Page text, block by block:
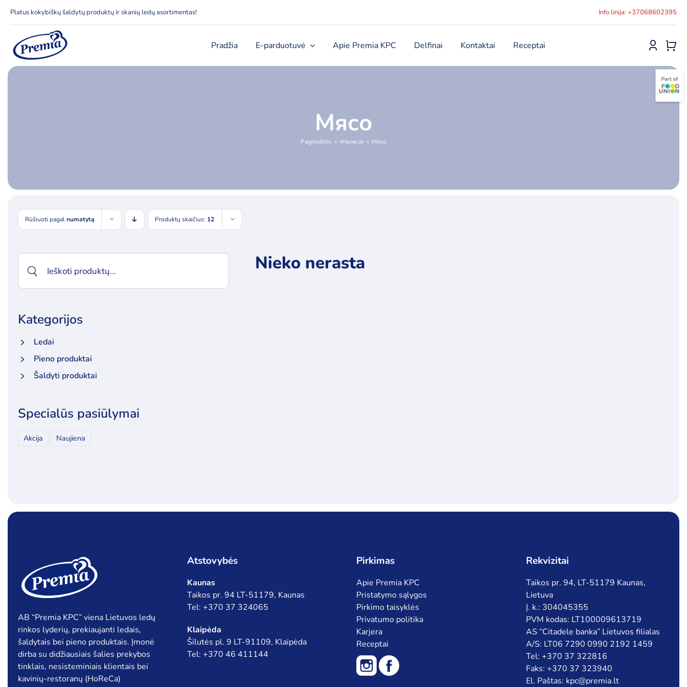
Platus kokybiškų šaldytų produktų ir skanių ledų asortimentas! Info linija: +37068602395
Pradžia E-parduotuvė Apie Premia KPC Delfinai Kontaktai Receptai
Mясо
Pagrindinis «Horeca» Mясо
Rūšiuoti pagalnumatytą Produktų skaičius: 12
Kategorijos
Ledai
Pieno produktai
Šaldyti produktai
Specialūs pasiūlymai
Akcija Naujiena
Nieko nerasta
AB “Premia KPC” viena Lietuvos ledų
rinkos lyderių, prekiaujanti ledais,
šaldytais bei pieno produktais. Įmonė
dirba su didžiausiais šalies prekybos
tinklais, nesisteminiais klientais bei
kavinių-restoranų (HoReCa)
Atstovybės
Kaunas
Taikos pr. 94 LT-51179, Kaunas
Tel: +370 37 324065
Klaipėda
Šilutės pl. 9 LT-91109, Klaipėda
Tel: +370 46 411144
Pirkimas
Apie Premia KPC
Pristatymo sąlygos
Pirkimo taisyklės
Privatumo politika
Karjera
Receptai
Rekvizitai
Taikos pr. 94, LT-51179 Kaunas,
Lietuva
Į. k.: 304045355
PVM kodas: LT100009613719
AS “Citadele banka” Lietuvos filialas
A/S: LT06 7290 0990 2192 1459
Tel: +370 37 322816
Faks: +370 37 323940
El. Paštas: kpc@premia.lt